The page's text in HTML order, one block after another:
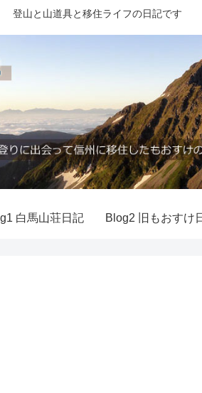
登山と山道具と移住ライフの日記です
白馬山荘日記 Blog2 旧もおすけ